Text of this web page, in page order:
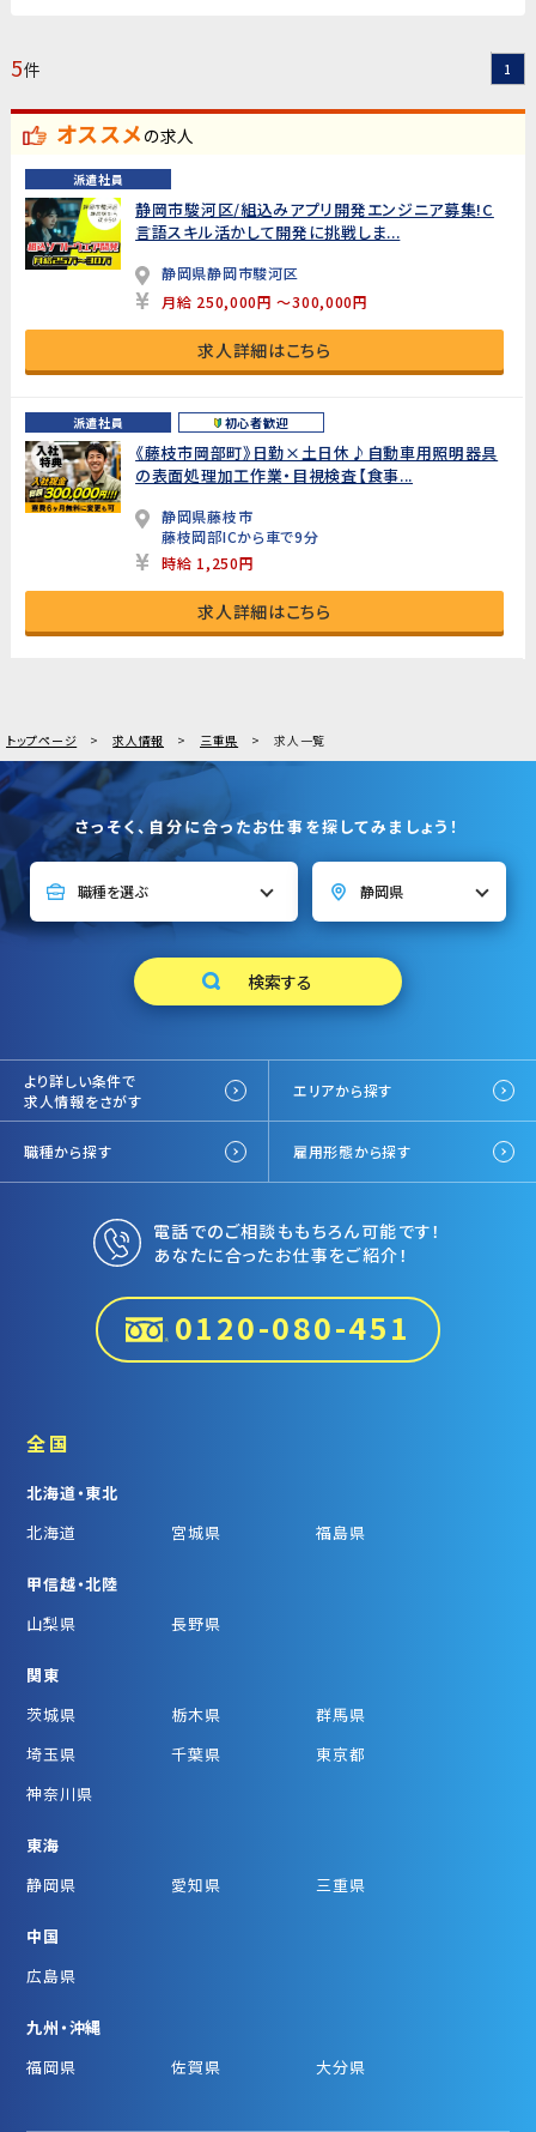
5件 1
オススメの求人
派遣社員
静岡市駿河区/組込みアプリ開発エンジニア募集!C
言語スキル活かして開発に挑戦しま...
静岡県静岡市駿河区
月給 250,000円 ～300,000円
求人詳細はこちら
派遣社員 初心者歓迎
《藤枝市岡部町》日勤×土日休♪自動車用照明器具
の表面処理加工作業・目視検査【食事...
静岡県藤枝市
藤枝岡部ICから車で9分
時給 1,250円
求人詳細はこちら
トップページ 求人情報 三重県 求人一覧
さっそく、自分に合ったお仕事を探してみましょう！
より詳しい条件で
求人情報をさがす
エリアから探す
職種から探す 雇用形態から探す
電話でのご相談ももちろん可能です！
あなたに合ったお仕事をご紹介！
0120-080-451
全国
北海道・東北
北海道
宮城県 福島県
甲信越・北陸
山梨県
長野県
関東
茨城県
栃木県
群馬県
埼玉県
千葉県
東京都
神奈川県
東海
静岡県
愛知県 三重県
中国
広島県
九州・沖縄
福岡県
佐賀県 大分県